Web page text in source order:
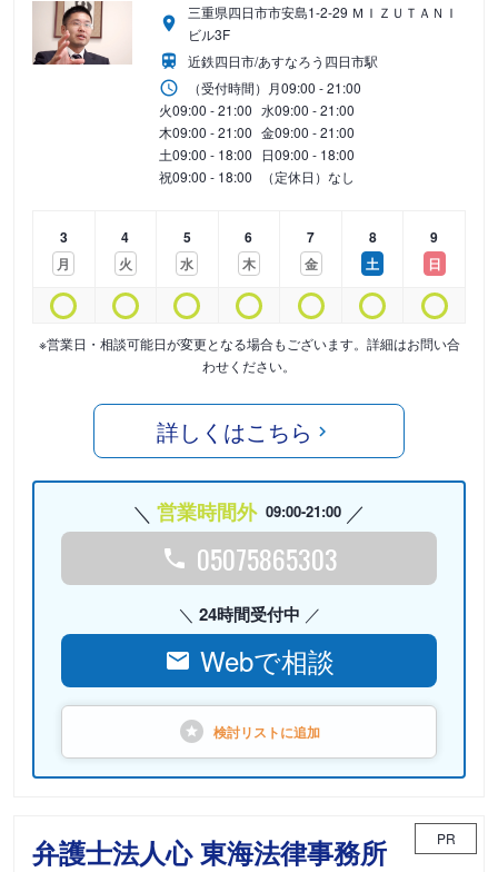
三重県四日市市安島1-2-29 ＭＩＺＵＴＡＮＩ
ビル3F
近鉄四日市/あすなろう四日市駅
（受付時間） 月09:00 - 21:00
火09:00 - 21:00 水09:00 - 21:00
木09:00 - 21:00 金09:00 - 21:00
土09:00 - 18:00 日09:00 - 18:00
祝09:00 - 18:00 （定休日）なし
3
月
4
火
5
水
6
木
7
金
8
土
9
日
※営業日・相談可能日が変更となる場合もございます。詳細はお問い合
わせください。
詳しくはこちら
営業時間外 09:00-21:00
05075865303
24時間受付中
Webで相談
検討リストに追加
弁護士法人心 東海法律事務所 PR